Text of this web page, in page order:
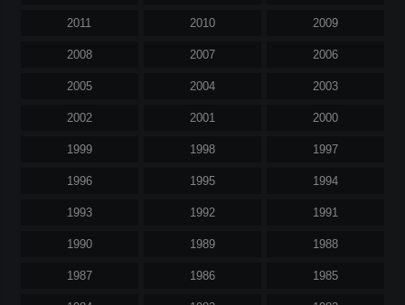
2011 2010 2009
2008 2007 2006
2005 2004 2003
2002 2001 2000
1999 1998 1997
1996 1995 1994
1993 1992 1991
1990 1989 1988
1987 1986 1985